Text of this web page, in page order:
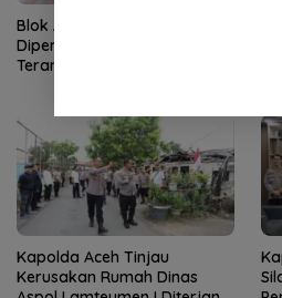
Blok Andaman
Dipertanyakan, Aceh Kembali
Terancam Jadi Penonton
Kapolda Aceh Tinjau
Kerusakan Rumah Dinas